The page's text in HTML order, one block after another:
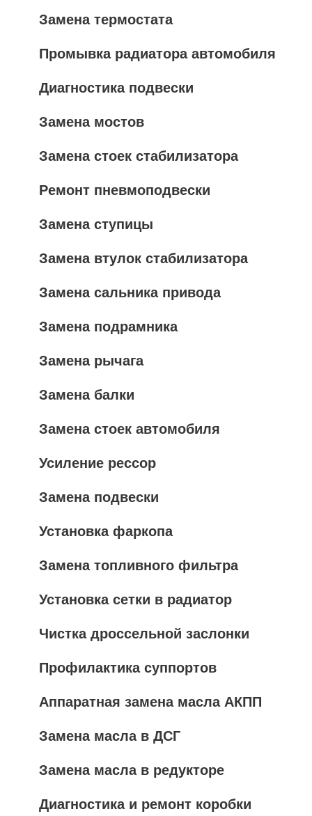
Замена термостата
Промывка радиатора автомобиля
Диагностика подвески
Замена мостов
Замена стоек стабилизатора
Ремонт пневмоподвески
Замена ступицы
Замена втулок стабилизатора
Замена сальника привода
Замена подрамника
Замена рычага
Замена балки
Замена стоек автомобиля
Усиление рессор
Замена подвески
Установка фаркопа
Замена топливного фильтра
Установка сетки в радиатор
Чистка дроссельной заслонки
Профилактика суппортов
Аппаратная замена масла АКПП
Замена масла в ДСГ
Замена масла в редукторе
Диагностика и ремонт коробки